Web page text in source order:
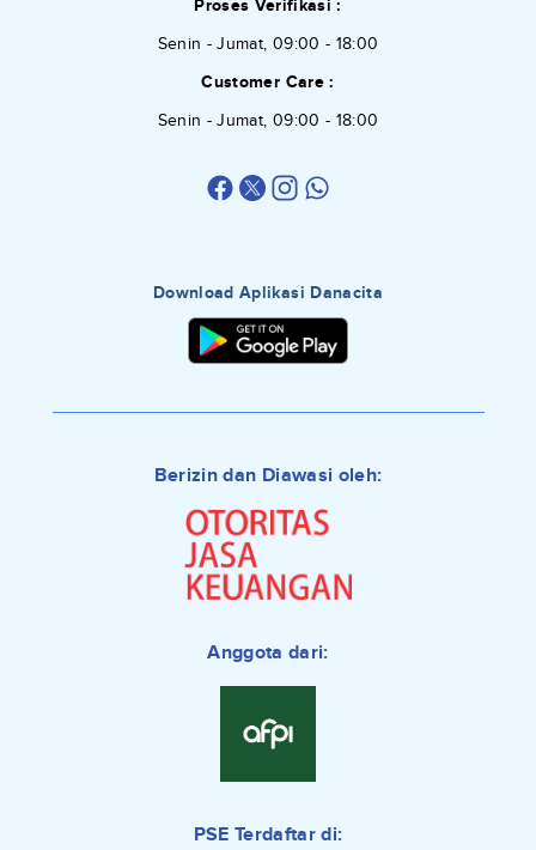
Proses Verifikasi :
Senin - Jumat, 09:00 - 18:00
Customer Care :
Senin - Jumat, 09:00 - 18:00
Download Aplikasi Danacita
Berizin dan Diawasi oleh:
Anggota dari:
PSE Terdaftar di: